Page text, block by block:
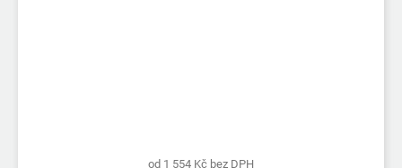
od 1 554 Kč bez DPH